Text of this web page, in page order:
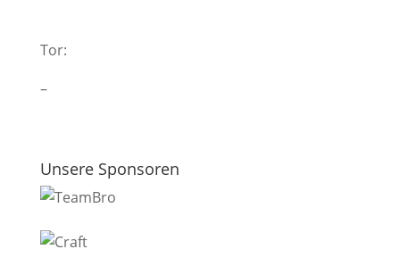
Tor:
–
Unsere Sponsoren